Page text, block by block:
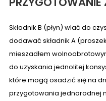
Składnik B (płyn) wlać do
dodawać składnik A
mieszadłem
do uzyskania jednolitej
które mogą osadzić się na
przygotowania jednorodnej